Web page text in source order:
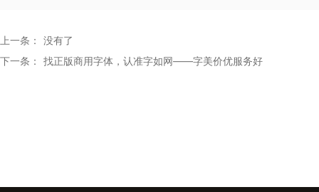
上一条： 没有了
下一条： 找正版商用字体，认准字如网——字美价优服务好